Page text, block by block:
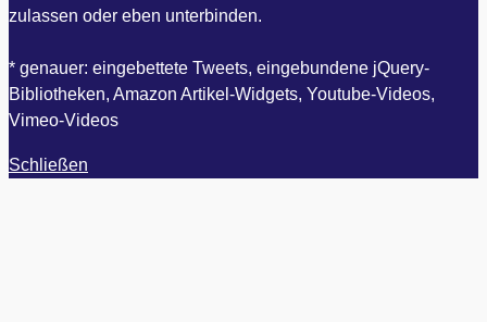
zulassen oder eben unterbinden.
* genauer: eingebettete Tweets, eingebundene jQuery-
Bibliotheken, Amazon Artikel-Widgets, Youtube-Videos,
Vimeo-Videos
Schließen